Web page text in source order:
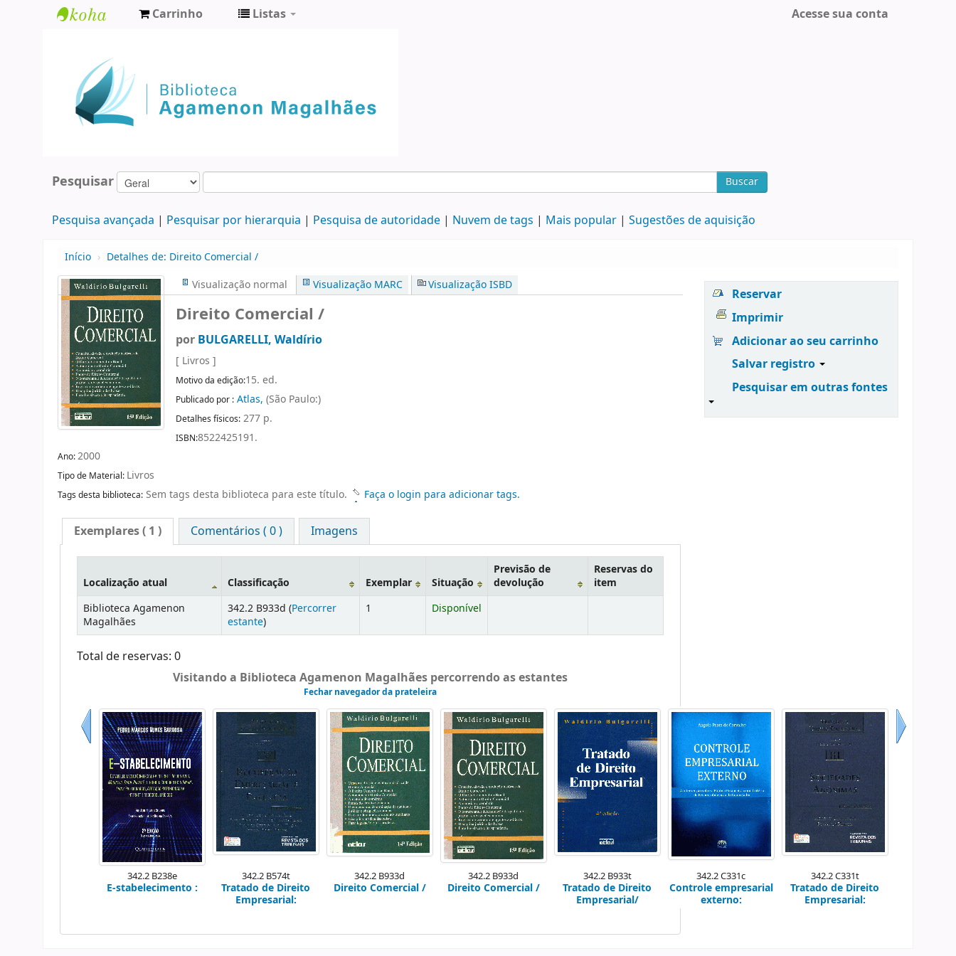
Agamenon
Magalhães
Carrinho Listas Acesse sua conta
Pesquisar Buscar
Pesquisa avançada Pesquisar por hierarquia Pesquisa de autoridade Nuvem de tags Mais popular Sugestões de aquisição
Início › Detalhes de: Direito Comercial /
Visualização normal
Visualização MARC Visualização ISBD
Direito Comercial /
por BULGARELLI, Waldírio
[ Livros ]
Motivo da edição:15. ed.
Publicado por : Atlas, (São Paulo:)
Detalhes físicos: 277 p.
ISBN:8522425191.
Ano:2000
Tipo de Material: Livros
Tags desta biblioteca: Sem tags desta biblioteca para este título. Faça o login para adicionar tags.
Exemplares( 1 ) Comentários ( 0 ) Imagens
Localização atual Classificação Exemplar Situação
Previsão de
devolução
Reservas do
item
Biblioteca Agamenon
Magalhães
342.2 B933d (Percorrer
estante)
1 Disponível
Total de reservas: 0
Visitando a Biblioteca Agamenon Magalhães percorrendo as estantes
Fechar navegador da prateleira
Anterior
342.2 B238e
E-stabelecimento :
342.2 B574t
Tratado de Direito
Empresarial:
342.2 B933d
Direito Comercial /
342.2 B933d
Direito Comercial /
342.2 B933t
Tratado de Direito
Empresarial/
342.2 C331c
Controle empresarial
externo:
342.2 C331t
Tratado de Direito
Empresarial:
Reservar
Imprimir
Adicionar ao seu carrinho
Salvar registro
Pesquisar em outras fontes